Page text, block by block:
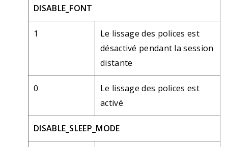
DISABLE_FONT
1
Le lissage des polices est
désactivé pendant la session
distante
0
Le lissage des polices est
activé
DISABLE_SLEEP_MODE